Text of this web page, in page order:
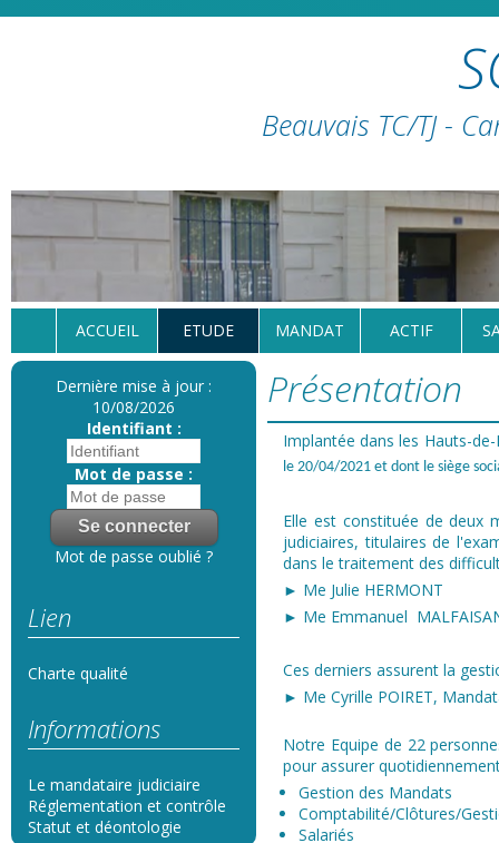
Beauvais TC/TJ -
ACCUEIL ETUDE MANDAT ACTIF
Dernière mise à jour :
10/08/2026
Identifiant :
Mot de passe :
Mot de passe oublié ?
Lien
Charte qualité
Informations
Le mandataire judiciaire
Réglementation et contrôle
Statut et déontologie
Présentation
Implantée dans les Hauts-
le 20/04/2021 et dont le siège
Elle est constituée de deux
judiciaires, titulaires de
dans le traitement des
► Me Julie HERMONT
► Me Emmanuel
Ces derniers assurent la
► Me Cyrille POIRET,
Notre Equipe de 22
pour assurer
Gestion des Mandats
Comptabilité/Clôtures/
Salariés​